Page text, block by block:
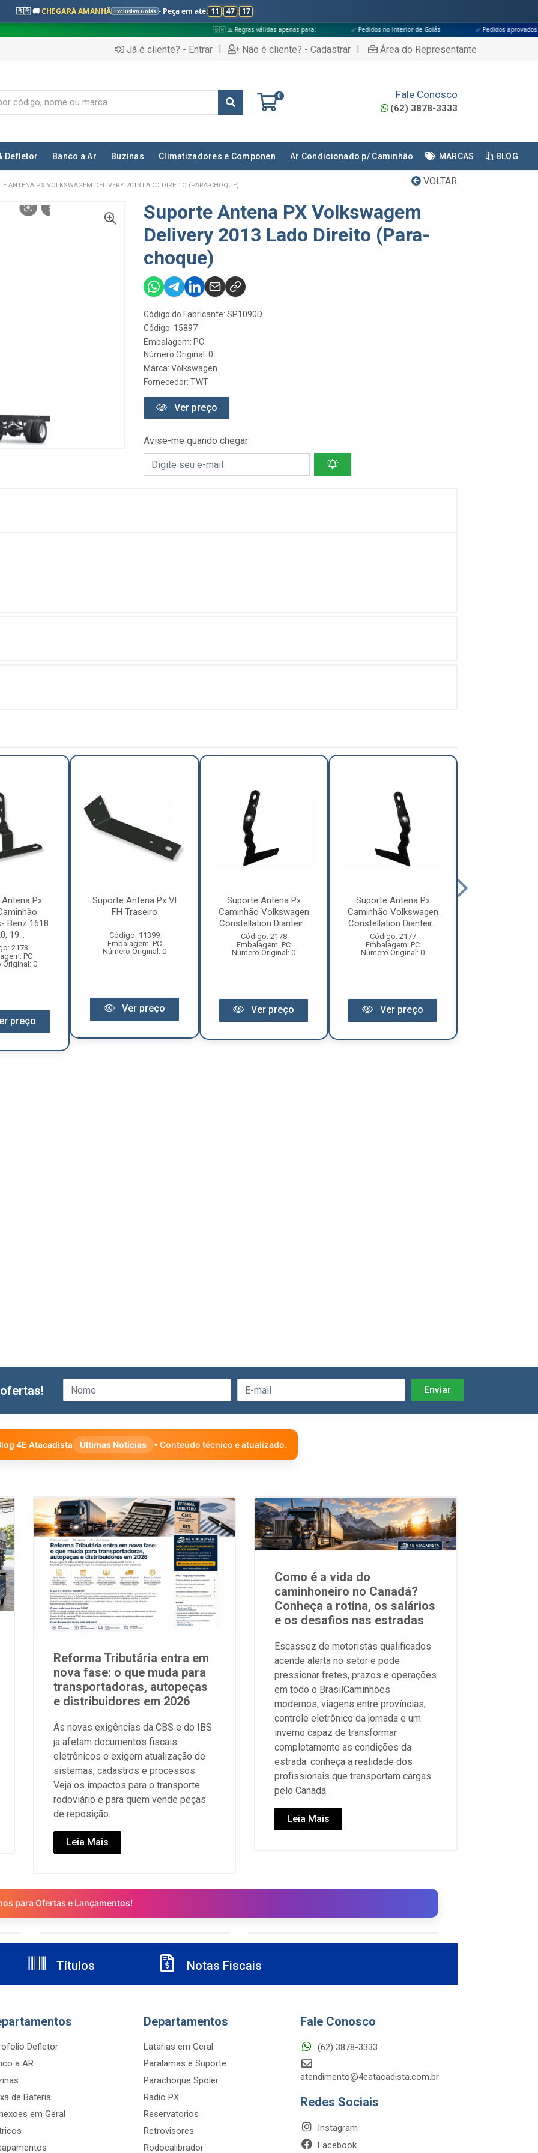
🇧🇷 🚚CHEGARÁ AMANHÃ Exclusivo Goiás - Peça em até: 11 : 47 : 15
🇧🇷 ⚠️ Regras válidas apenas para: ✅ Pedidos no interior de Goiás ✅ Pedidos aprovados até às 18h
Já é cliente? - Entrar | Não é cliente? - Cadastrar | Área do Representante
0 Fale Conosco
(62) 3878-3333
Defletor Banco a Ar Buzinas Climatizadores e Componen Ar Condicionado p/ Caminhão MARCAS BLOG
VOLTAR
ANTENA PX VOLKSWAGEM DELIVERY 2013 LADO DIREITO (PARA-CHOQUE)
Suporte Antena PX Volkswagem
Delivery 2013 Lado Direito (Para-
choque)
Código do Fabricante: SP1090D
Código: 15897
Embalagem: PC
Número Original: 0
Marca: Volkswagen
Fornecedor: TWT
Ver preço
Avise-me quando chegar
Px
Benz 1618
19...
2173
PC
Original: 0
preço
Suporte Antena Px Vl
FH Traseiro
Código: 11399
Embalagem: PC
Número Original: 0
Ver preço
Suporte Antena Px
Caminhão Volkswagen
Constellation Dianteir...
Código: 2178
Embalagem: PC
Número Original: 0
Ver preço
Suporte Antena Px
Caminhão Volkswagen
Constellation Dianteir...
Código: 2177
Embalagem: PC
Número Original: 0
Ver preço
4E Atacadista Últimas Notícias • Conteúdo técnico e atualizado.
Reforma Tributária entra em
nova fase: o que muda para
transportadoras, autopeças
e distribuidores em 2026
As novas exigências da CBS e do IBS
já afetam documentos fiscais
eletrônicos e exigem atualização de
sistemas, cadastros e processos.
Veja os impactos para o transporte
rodoviário e para quem vende peças
de reposição.
Leia Mais
Como é a vida do
caminhoneiro no Canadá?
Conheça a rotina, os salários
e os desafios nas estradas
Escassez de motoristas qualificados
acende alerta no setor e pode
pressionar fretes, prazos e operações
em todo o BrasilCaminhões
modernos, viagens entre províncias,
controle eletrônico da jornada e um
inverno capaz de transformar
completamente as condições da
estrada: conheça a realidade dos
profissionais que transportam cargas
pelo Canadá.
Leia Mais
para Ofertas e Lançamentos!
Títulos Notas Fiscais
Defletor
a AR
de Bateria
em Geral
Departamentos
Latarias em Geral
Paralamas e Suporte
Parachoque Spoler
Radio PX
Reservatorios
Retrovisores
Rodocalibrador
Fale Conosco
(62) 3878-3333
atendimento@4eatacadista.com.br
Redes Sociais
Instagram
Facebook